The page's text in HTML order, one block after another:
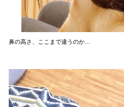
鼻の高さ、ここまで違うのか…